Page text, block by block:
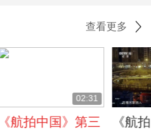
查看更多
02:31
《航拍中国》第三
《航